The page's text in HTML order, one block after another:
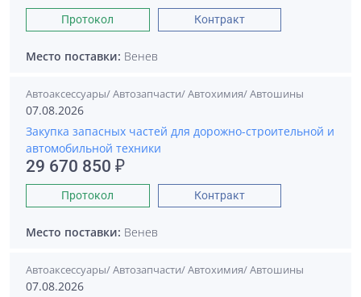
Протокол Контракт
Место поставки: Венев
Автоаксессуары/ Автозапчасти/ Автохимия/ Автошины
07.08.2026
Закупка запасных частей для дорожно-строительной и
автомобильной техники
29 670 850 ₽
Протокол Контракт
Место поставки: Венев
Автоаксессуары/ Автозапчасти/ Автохимия/ Автошины
07.08.2026